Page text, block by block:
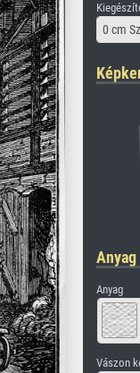
0 cm
Anyag
Anyag
Vászon